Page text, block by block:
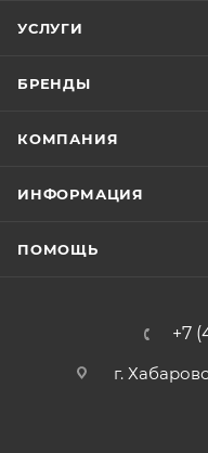
УСЛУГИ
БРЕНДЫ
КОМПАНИЯ
ИНФОРМАЦИЯ
ПОМОЩЬ
+7
г.